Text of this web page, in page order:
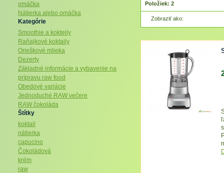
Položiek: 2
Zobraziť ako:
omáčka
Nátierka alebo omáčka
Kategórie
Smoothie a kokteily
Raňajkové koktaily
Orieškové mlieka
Dezerty
Základné informácie a vybavenie na
prípravu raw food
Obedové variácie
Jednoduché RAW večere
RAW čokoláda
Štítky
koktail
nátierka
capucino
Čokoládová
krém
raw